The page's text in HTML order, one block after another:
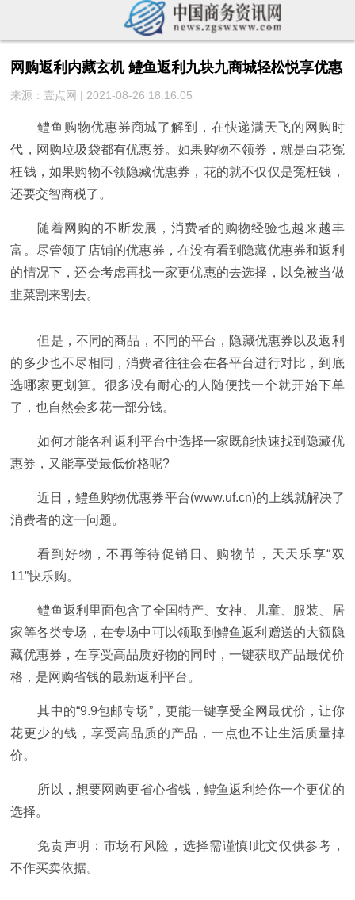
网购返利内藏玄机 鳢鱼返利九块九商城轻松悦享优惠
来源：壹点网 | 2021-08-26 18:16:05
鳢鱼购物优惠券商城了解到，在快递满天飞的网购时
代，网购垃圾袋都有优惠券。如果购物不领券，就是白花冤
枉钱，如果购物不领隐藏优惠券，花的就不仅仅是冤枉钱，
还要交智商税了。
随着网购的不断发展，消费者的购物经验也越来越丰
富。尽管领了店铺的优惠券，在没有看到隐藏优惠券和返利
的情况下，还会考虑再找一家更优惠的去选择，以免被当做
韭菜割来割去。
但是，不同的商品，不同的平台，隐藏优惠券以及返利
的多少也不尽相同，消费者往往会在各平台进行对比，到底
选哪家更划算。很多没有耐心的人随便找一个就开始下单
了，也自然会多花一部分钱。
如何才能各种返利平台中选择一家既能快速找到隐藏优
惠券，又能享受最低价格呢?
近日，鳢鱼购物优惠券平台(www.uf.cn)的上线就解决了
消费者的这一问题。
看到好物，不再等待促销日、购物节，天天乐享“双
11”快乐购。
鳢鱼返利里面包含了全国特产、女神、儿童、服装、居
家等各类专场，在专场中可以领取到鳢鱼返利赠送的大额隐
藏优惠券，在享受高品质好物的同时，一键获取产品最优价
格，是网购省钱的最新返利平台。
其中的“9.9包邮专场”，更能一键享受全网最优价，让你
花更少的钱，享受高品质的产品，一点也不让生活质量掉
价。
所以，想要网购更省心省钱，鳢鱼返利给你一个更优的
选择。
免责声明：市场有风险，选择需谨慎!此文仅供参考，
不作买卖依据。